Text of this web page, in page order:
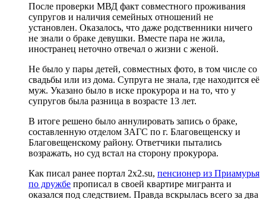
После проверки МВД факт совместного проживания
супругов и наличия семейных отношений не
установлен. Оказалось, что даже родственники ничего
не знали о браке девушки. Вместе пара не жила,
иностранец неточно отвечал о жизни с женой.
Не было у пары детей, совместных фото, в том числе со
свадьбы или из дома. Супруга не знала, где находится её
муж. Указано было в иске прокурора и на то, что у
супругов была разница в возрасте 13 лет.
В итоге решено было аннулировать запись о браке,
составленную отделом ЗАГС по г. Благовещенску и
Благовещенскому району. Ответчики пытались
возражать, но суд встал на сторону прокурора.
Как писал ранее портал 2х2.su, пенсионер из Приамурья
по дружбе прописал в своей квартире мигранта и
оказался под следствием. Правда вскрылась всего за два